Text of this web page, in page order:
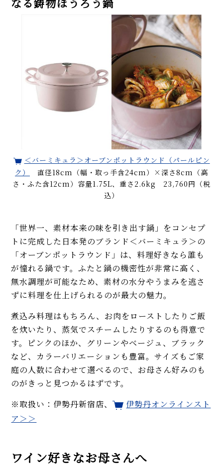
＜バーミキュラ＞オーブンポットラウンド（パールピン
ク）
直径18cm（幅・取っ手含24cm）×深さ8cm（高
さ・ふた含12cm）容量1.75L、重さ2.6kg 23,760円（税
込）
「世界一、素材本来の味を引き出す鍋」をコンセプ
トに完成した日本発のブランド＜バーミキュラ＞の
「オーブンポットラウンド」は、料理好きなら誰も
が憧れる鍋です。ふたと鍋の機密性が非常に高く、
無水調理が可能なため、素材の水分やうまみを逃さ
ずに料理を仕上げられるのが最大の魅力。
煮込み料理はもちろん、お肉をローストしたりご飯
を炊いたり、蒸気でスチームしたりするのも得意で
す。ピンクのほか、グリーンやベージュ、ブラック
など、カラーバリエーションも豊富。サイズもご家
庭の人数に合わせて選べるので、お母さん好みのも
のがきっと見つかるはずです。
※取扱い：伊勢丹新宿店、
伊勢丹オンラインスト
ア＞＞
ワイン好きなお母さんへ